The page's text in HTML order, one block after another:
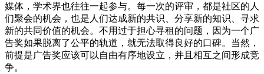
媒体，学术界也往往一起参与。每一次的评审，都是社区的人
们聚会的机会，也是人们达成新的共识、分享新的知识、寻求
新的共同价值的机会。不用过于担心寻租的问题，因为一个广
告奖如果脱离了公平的轨道，就无法取得良好的口碑。当然，
前提是广告奖应该可以自由有序地设立，并且相互之间形成竞
争。